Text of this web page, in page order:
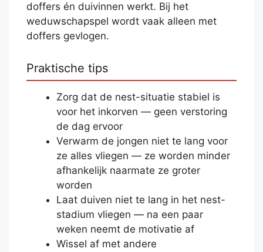
doffers én duivinnen werkt. Bij het
weduwschapspel wordt vaak alleen met
doffers gevlogen.
Praktische tips
Zorg dat de nest-situatie stabiel is
voor het inkorven — geen verstoring
de dag ervoor
Verwarm de jongen niet te lang voor
ze alles vliegen — ze worden minder
afhankelijk naarmate ze groter
worden
Laat duiven niet te lang in het nest-
stadium vliegen — na een paar
weken neemt de motivatie af
Wissel af met andere